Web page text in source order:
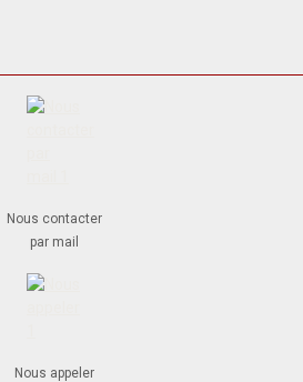
Nous contacter
par mail
Nous appeler